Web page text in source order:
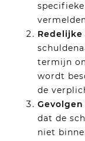
termijn
wordt
de
dat de
niet